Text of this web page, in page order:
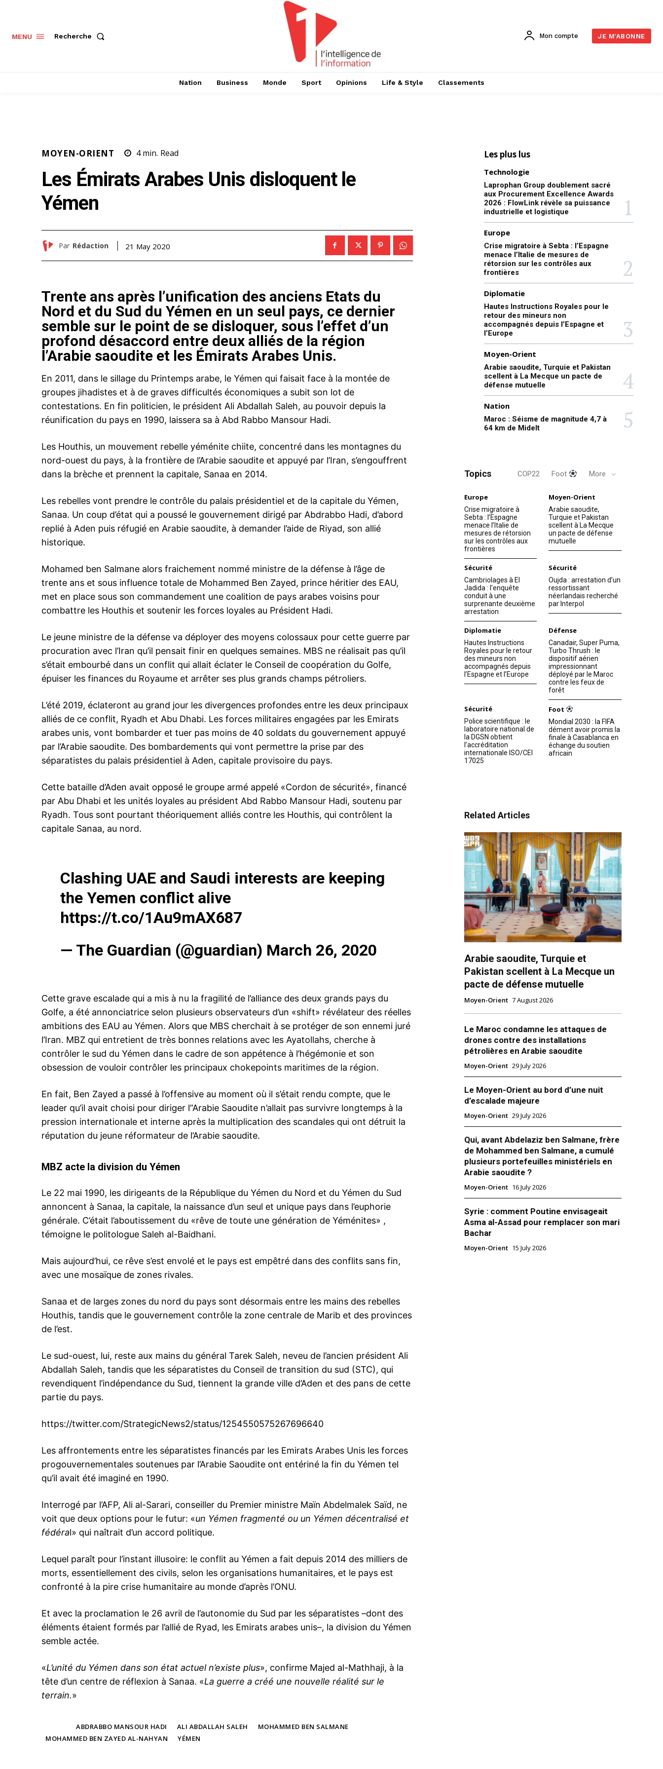
le1.ma
S'ABONNER MAINTENANT
Insight Publications
À propos
Nous contacter
Formules d’abonnement
Mon compte
Related
MBS/MBZ
Moins de quarante-huit heures après
l’annonce de son ralliement à l’Arabie
saoudite et la rupture avec les rebelles
houthis, l’ex-président yéménite a été tué
ce lundi dans une attaque de son convoi
Ma’rib. En tendant la main à Ryad, Ali
Abdallah Saleh…
In "Éditorial"
arabes chez MBS pour un dîner informel
A l’issue des travaux du 29e Sommet
arabe qui s’est tenu dans la ville de
Dhahran en Arabie saoudite, quelques
saoudien, Mohammed Ben Salmane Ben
In "Moyen-Orient"
Le président israélien atterrit aux Émirats
dame Michal Herzog ont atterri à Abu
Dhabi dimanche matin, marquant la toute
première visite officielle d’un président
couple présidentiel a été accueilli par le
MENU Recherche Mon compte JE M'ABONNE
Nation Business Monde Sport Opinions Life & Style Classements
MOYEN-ORIENT 4min. Read
Les Émirats Arabes Unis disloquent le
Yémen
Par Rédaction 21 May 2020
Trente ans après l’unification des anciens Etats du
Nord et du Sud du Yémen en un seul pays, ce dernier
semble sur le point de se disloquer, sous l’effet d’un
profond désaccord entre deux alliés de la région
l’Arabie saoudite et les Émirats Arabes Unis.
En 2011, dans le sillage du Printemps arabe, le Yémen qui faisait face à la montée de
groupes jihadistes et à de graves difficultés économiques a subit son lot de
contestations. En fin politicien, le président Ali Abdallah Saleh, au pouvoir depuis la
réunification du pays en 1990, laissera sa à Abd Rabbo Mansour Hadi.
Les Houthis, un mouvement rebelle yéménite chiite, concentré dans les montagnes du
nord-ouest du pays, à la frontière de l’Arabie saoudite et appuyé par l’Iran, s’engouffrent
dans la brèche et prennent la capitale, Sanaa en 2014.
Les rebelles vont prendre le contrôle du palais présidentiel et de la capitale du Yémen,
Sanaa. Un coup d’état qui a poussé le gouvernement dirigé par Abdrabbo Hadi, d’abord
replié à Aden puis réfugié en Arabie saoudite, à demander l’aide de Riyad, son allié
historique.
Mohamed ben Salmane alors fraichement nommé ministre de la défense à l’âge de
trente ans et sous influence totale de Mohammed Ben Zayed, prince héritier des EAU,
met en place sous son commandement une coalition de pays arabes voisins pour
combattre les Houthis et soutenir les forces loyales au Président Hadi.
Le jeune ministre de la défense va déployer des moyens colossaux pour cette guerre par
procuration avec l’Iran qu’il pensait finir en quelques semaines. MBS ne réalisait pas qu’il
s’était embourbé dans un conflit qui allait éclater le Conseil de coopération du Golfe,
épuiser les finances du Royaume et arrêter ses plus grands champs pétroliers.
L’été 2019, éclateront au grand jour les divergences profondes entre les deux principaux
alliés de ce conflit, Ryadh et Abu Dhabi. Les forces militaires engagées par les Emirats
arabes unis, vont bombarder et tuer pas moins de 40 soldats du gouvernement appuyé
par l’Arabie saoudite. Des bombardements qui vont permettre la prise par des
séparatistes du palais présidentiel à Aden, capitale provisoire du pays.
Cette bataille d’Aden avait opposé le groupe armé appelé «Cordon de sécurité», financé
par Abu Dhabi et les unités loyales au président Abd Rabbo Mansour Hadi, soutenu par
Ryadh. Tous sont pourtant théoriquement alliés contre les Houthis, qui contrôlent la
capitale Sanaa, au nord.
Clashing UAE and Saudi interests are keeping
the Yemen conflict alive
https://t.co/1Au9mAX687
— The Guardian (@guardian) March 26, 2020
Cette grave escalade qui a mis à nu la fragilité de l’alliance des deux grands pays du
Golfe, a été annonciatrice selon plusieurs observateurs d’un «shift» révélateur des réelles
ambitions des EAU au Yémen. Alors que MBS cherchait à se protéger de son ennemi juré
l’Iran. MBZ qui entretient de très bonnes relations avec les Ayatollahs, cherche à
contrôler le sud du Yémen dans le cadre de son appétence à l’hégémonie et son
obsession de vouloir contrôler les principaux chokepoints maritimes de la région.
En fait, Ben Zayed a passé à l’offensive au moment où il s’était rendu compte, que le
leader qu’il avait choisi pour diriger l”Arabie Saoudite n’allait pas survivre longtemps à la
pression internationale et interne après la multiplication des scandales qui ont détruit la
réputation du jeune réformateur de l’Arabie saoudite.
MBZ acte la division du Yémen
Le 22 mai 1990, les dirigeants de la République du Yémen du Nord et du Yémen du Sud
annoncent à Sanaa, la capitale, la naissance d’un seul et unique pays dans l’euphorie
générale. C’était l’aboutissement du «rêve de toute une génération de Yéménites» ,
témoigne le politologue Saleh al-Baidhani.
Mais aujourd’hui, ce rêve s’est envolé et le pays est empêtré dans des conflits sans fin,
avec une mosaïque de zones rivales.
Sanaa et de larges zones du nord du pays sont désormais entre les mains des rebelles
Houthis, tandis que le gouvernement contrôle la zone centrale de Marib et des provinces
de l’est.
Le sud-ouest, lui, reste aux mains du général Tarek Saleh, neveu de l’ancien président Ali
Abdallah Saleh, tandis que les séparatistes du Conseil de transition du sud (STC), qui
revendiquent l’indépendance du Sud, tiennent la grande ville d’Aden et des pans de cette
partie du pays.
https://twitter.com/StrategicNews2/status/1254550575267696640
Les affrontements entre les séparatistes financés par les Emirats Arabes Unis les forces
progouvernementales soutenues par l’Arabie Saoudite ont entériné la fin du Yémen tel
qu’il avait été imaginé en 1990.
Interrogé par l’AFP, Ali al-Sarari, conseiller du Premier ministre Maïn Abdelmalek Saïd, ne
voit que deux options pour le futur: «un Yémen fragmenté ou un Yémen décentralisé et
fédéral» qui naîtrait d’un accord politique.
Lequel paraît pour l’instant illusoire: le conflit au Yémen a fait depuis 2014 des milliers de
morts, essentiellement des civils, selon les organisations humanitaires, et le pays est
confronté à la pire crise humanitaire au monde d’après l’ONU.
Et avec la proclamation le 26 avril de l’autonomie du Sud par les séparatistes –dont des
éléments étaient formés par l’allié de Ryad, les Emirats arabes unis–, la division du Yémen
semble actée.
«L’unité du Yémen dans son état actuel n’existe plus», confirme Majed al-Mathhaji, à la
tête d’un centre de réflexion à Sanaa. «La guerre a créé une nouvelle réalité sur le
terrain.»
ABDRABBO MANSOUR HADI ALI ABDALLAH SALEH
MOHAMMED BEN SALMANE
MOHAMMED BEN ZAYED AL-NAHYAN
YÉMEN
Les plus lus
Technologie
Laprophan Group doublement sacré
aux Procurement Excellence Awards
2026 : FlowLink révèle sa puissance
industrielle et logistique
Europe
Crise migratoire à Sebta : l’Espagne
menace l’Italie de mesures de
rétorsion sur les contrôles aux
frontières
Diplomatie
Hautes Instructions Royales pour le
retour des mineurs non
accompagnés depuis l’Espagne et
l’Europe
Moyen-Orient
Arabie saoudite, Turquie et Pakistan
scellent à La Mecque un pacte de
défense mutuelle
Nation
Maroc : Séisme de magnitude 4,7 à
64 km de Midelt
Topics COP22 Foot More
Europe
Crise migratoire à
Sebta : l’Espagne
menace l’Italie de
mesures de rétorsion
sur les contrôles aux
frontières
Moyen-Orient
Arabie saoudite,
Turquie et Pakistan
scellent à La Mecque
un pacte de défense
mutuelle
Sécurité
Cambriolages à El
Jadida : l’enquête
conduit à une
surprenante deuxième
arrestation
Sécurité
Oujda : arrestation d’un
ressortissant
néerlandais recherché
par Interpol
Diplomatie
Hautes Instructions
Royales pour le retour
des mineurs non
accompagnés depuis
l’Espagne et l’Europe
Défense
Canadair, Super Puma,
Turbo Thrush : le
dispositif aérien
impressionnant
déployé par le Maroc
contre les feux de
forêt
Sécurité
Police scientifique : le
laboratoire national de
la DGSN obtient
l’accréditation
internationale ISO/CEI
17025
Foot
Mondial 2030 : la FIFA
dément avoir promis la
finale à Casablanca en
échange du soutien
africain
Related Articles
Arabie saoudite, Turquie et
Pakistan scellent à La Mecque un
pacte de défense mutuelle
Moyen-Orient 7 August 2026
Le Maroc condamne les attaques de
drones contre des installations
pétrolières en Arabie saoudite
Moyen-Orient 29 July 2026
Le Moyen-Orient au bord d’une nuit
d’escalade majeure
Moyen-Orient 29 July 2026
Qui, avant Abdelaziz ben Salmane, frère
de Mohammed ben Salmane, a cumulé
plusieurs portefeuilles ministériels en
Arabie saoudite ?
Moyen-Orient 16 July 2026
Syrie : comment Poutine envisageait
Asma al-Assad pour remplacer son mari
Bachar
Moyen-Orient 15 July 2026